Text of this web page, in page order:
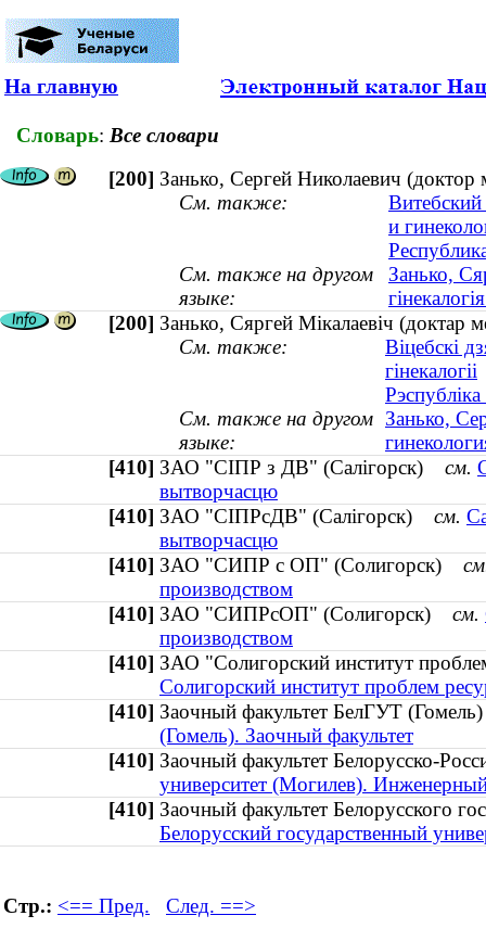
На главную
Словарь: Все словари
[200] Занько, Сергей Николаевич
См. также:
и
См. также на другом
языке:
Занько,
[200] Занько, Сяргей Мікалаевіч (доктар
См. также:
Віцебскі
гінекалогіі
См. также на другом
языке:
Занько,
[410] ЗАО "СІПР з ДВ" (Салігорск) см.
вытворчасцю
[410] ЗАО "СІПРсДВ" (Салігорск) см.
вытворчасцю
[410] ЗАО "СИПР с ОП" (Солигорск)
производством
[410] ЗАО "СИПРсОП" (Солигорск) см.
производством
[410] ЗАО "Солигорский институт
Солигорский институт проблем
[410] Заочный факультет БелГУТ
(Гомель). Заочный факультет
[410] Заочный факультет Белорусско-
университет (Могилев).
[410] Заочный факультет Белорусского
Белорусский государственный
Стр.: <== Пред. След. ==>